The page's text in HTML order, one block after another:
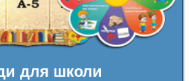
для школи